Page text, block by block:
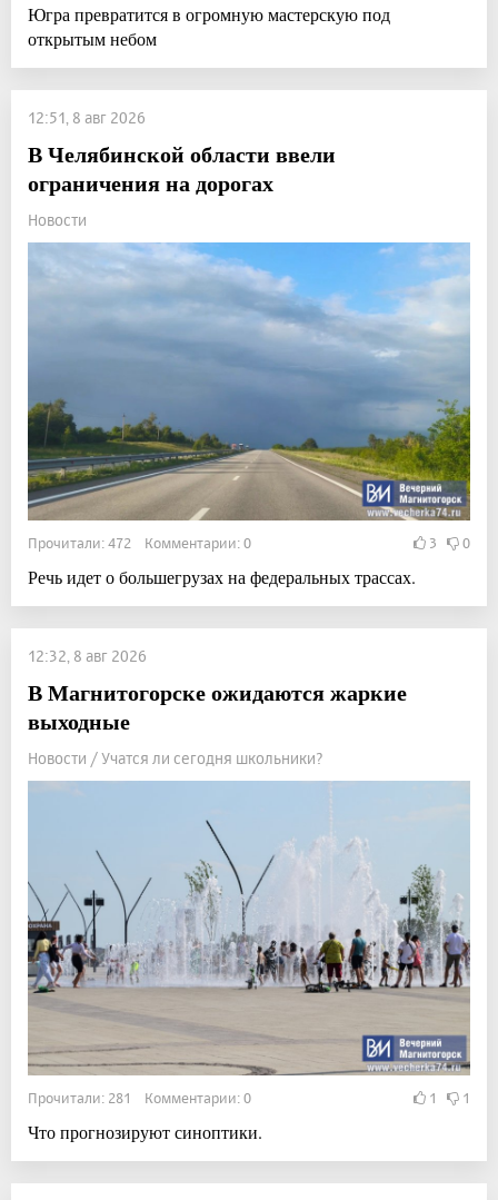
Югра превратится в огромную мастерскую под
открытым небом
12:51, 8 авг 2026
В Челябинской области ввели
ограничения на дорогах
Новости
Прочитали: 472 Комментарии: 0 3 0
Речь идет о большегрузах на федеральных трассах.
12:32, 8 авг 2026
В Магнитогорске ожидаются жаркие
выходные
Новости / Учатся ли сегодня школьники?
Прочитали: 281 Комментарии: 0 1 1
Что прогнозируют синоптики.